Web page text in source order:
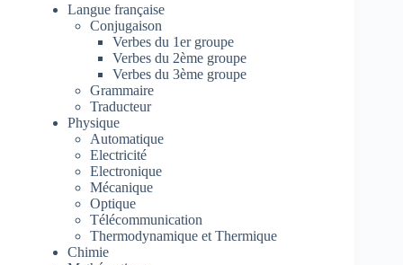
Langue française
Conjugaison
Verbes du 1er groupe
Verbes du 2ème groupe
Verbes du 3ème groupe
Grammaire
Traducteur
Physique
Automatique
Electricité
Electronique
Mécanique
Optique
Télécommunication
Thermodynamique et Thermique
Chimie